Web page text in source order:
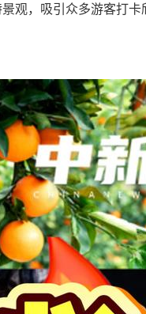
观，吸引众多游客打卡